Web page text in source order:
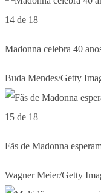
14 de 18
Madonna celebra 40
Buda Mendes/Getty
15 de 18
Fãs de Madonna
Wagner Meier/Getty